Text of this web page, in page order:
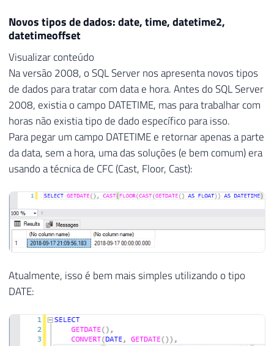
Novos tipos de dados: date, time, datetime2,
datetimeoffset
Visualizar conteúdo
Na versão 2008, o SQL Server nos apresenta novos tipos
de dados para tratar com data e hora. Antes do SQL Server
2008, existia o campo DATETIME, mas para trabalhar com
horas não existia tipo de dado específico para isso.
Para pegar um campo DATETIME e retornar apenas a parte
da data, sem a hora, uma das soluções (e bem comum) era
usando a técnica de CFC (Cast, Floor, Cast):
Atualmente, isso é bem mais simples utilizando o tipo
DATE: